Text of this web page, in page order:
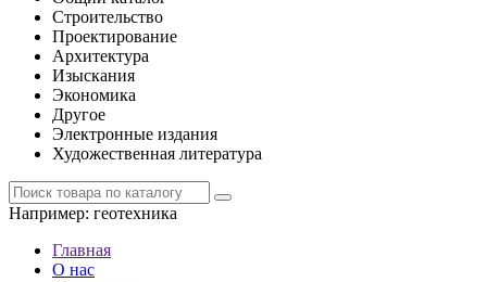
Строительство
Проектирование
Архитектура
Изыскания
Экономика
Другое
Электронные издания
Художественная литература
Например: геотехника
Главная
О нас